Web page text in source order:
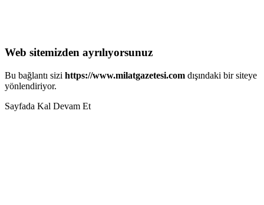
Web sitemizden ayrılıyorsunuz
Bu bağlantı sizi https://www.milatgazetesi.com dışındaki bir siteye
yönlendiriyor.
Sayfada Kal Devam Et